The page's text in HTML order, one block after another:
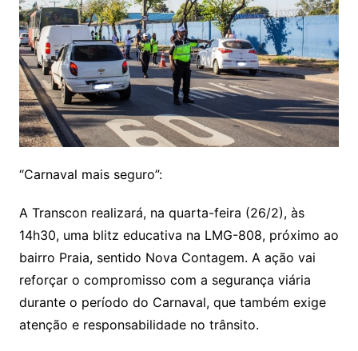
“Carnaval mais seguro”:
A Transcon realizará, na quarta-feira (26/2), às
14h30, uma blitz educativa na LMG-808, próximo ao
bairro Praia, sentido Nova Contagem. A ação vai
reforçar o compromisso com a segurança viária
durante o período do Carnaval, que também exige
atenção e responsabilidade no trânsito.